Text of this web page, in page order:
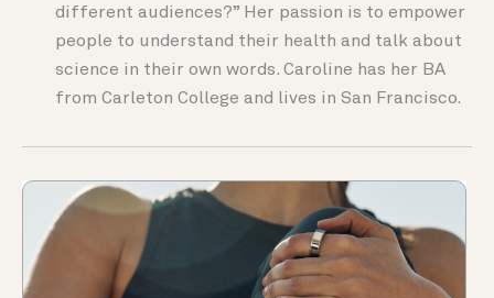
different audiences?” Her passion is to empower
people to understand their health and talk about
science in their own words. Caroline has her BA
from Carleton College and lives in San Francisco.